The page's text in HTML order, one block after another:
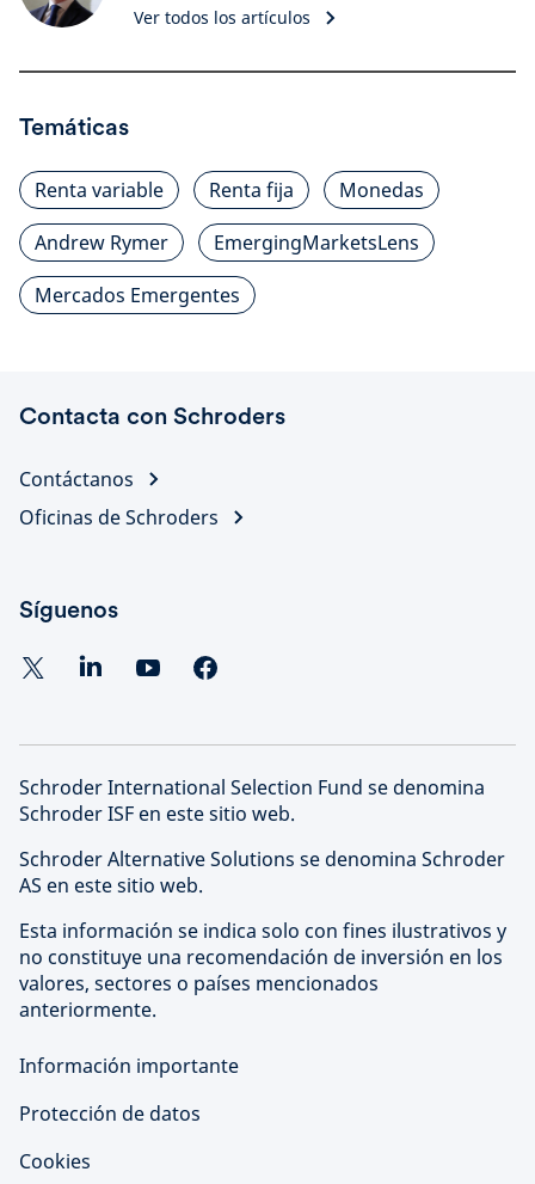
Ver todos los artículos
Temáticas
Renta variable Renta fija
Monedas
Andrew Rymer
EmergingMarketsLens
Mercados Emergentes
Contacta con Schroders
Contáctanos
Oficinas de Schroders
Síguenos
Schroder International Selection Fund se denomina
Schroder ISF en este sitio web.
Schroder Alternative Solutions se denomina Schroder
AS en este sitio web.
Esta información se indica solo con fines ilustrativos y
no constituye una recomendación de inversión en los
valores, sectores o países mencionados
anteriormente.
Información importante
Protección de datos
Cookies